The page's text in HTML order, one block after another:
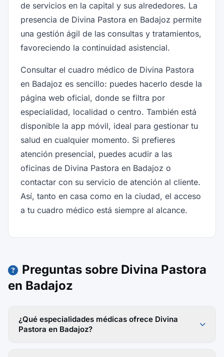
de servicios en la capital y sus alrededores. La
presencia de Divina Pastora en Badajoz permite
una gestión ágil de las consultas y tratamientos,
favoreciendo la continuidad asistencial.
Consultar el cuadro médico de Divina Pastora
en Badajoz es sencillo: puedes hacerlo desde la
página web oficial, donde se filtra por
especialidad, localidad o centro. También está
disponible la app móvil, ideal para gestionar tu
salud en cualquier momento. Si prefieres
atención presencial, puedes acudir a las
oficinas de Divina Pastora en Badajoz o
contactar con su servicio de atención al cliente.
Así, tanto en casa como en la ciudad, el acceso
a tu cuadro médico está siempre al alcance.
Preguntas sobre Divina Pastora
en Badajoz
¿Qué especialidades médicas ofrece Divina
Pastora en Badajoz?